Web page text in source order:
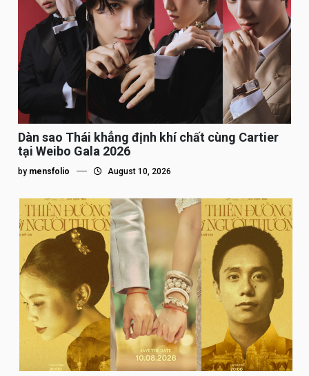
Dàn sao Thái khẳng định khí chất cùng Cartier
tại Weibo Gala 2026
by mensfolio August 10, 2026